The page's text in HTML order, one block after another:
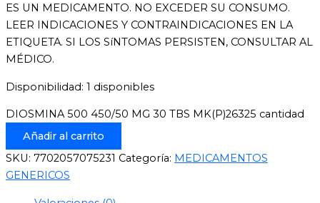
ES UN MEDICAMENTO. NO EXCEDER SU CONSUMO.
LEER INDICACIONES Y CONTRAINDICACIONES EN LA
ETIQUETA. SI LOS SíNTOMAS PERSISTEN, CONSULTAR AL
MÉDICO.
Disponibilidad: 1 disponibles
DIOSMINA 500 450/50 MG 30 TBS MK(P)26325 cantidad
Añadir al carrito
SKU: 7702057075231 Categoría: MEDICAMENTOS
GENERICOS